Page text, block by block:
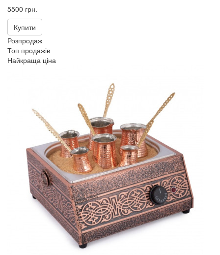
5500 грн.
Купити
Розпродаж
Топ продажів
Найкраща ціна